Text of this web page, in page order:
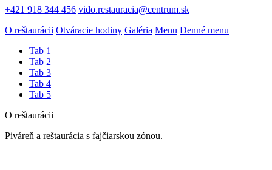
+421 918 344 456 vido.restauracia@centrum.sk
O reštaurácii Otváracie hodiny Galéria Menu Denné menu
Tab 1
Tab 2
Tab 3
Tab 4
Tab 5
O reštaurácii
Piváreň a reštaurácia s fajčiarskou zónou.